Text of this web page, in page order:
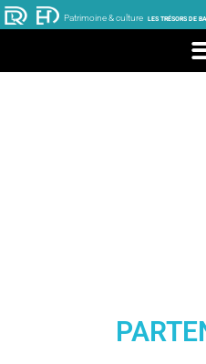
Patrimoine & culture LES TRÉSORS DE